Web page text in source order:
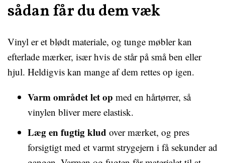
sådan får du dem væk
Vinyl er et blødt materiale, og tunge møbler kan
efterlade mærker, især hvis de står på små ben eller
hjul. Heldigvis kan mange af dem rettes op igen.
Varm området let op med en hårtørrer, så
vinylen bliver mere elastisk.
Læg en fugtig klud over mærket, og pres
forsigtigt med et varmt strygejern i få sekunder ad